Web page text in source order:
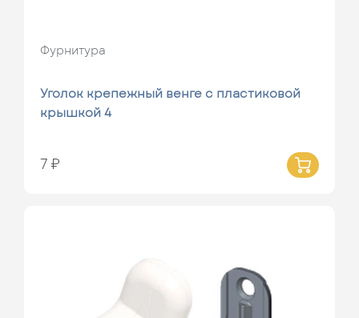
Фурнитура
Уголок крепежный венге с пластиковой
крышкой 4
7 ₽